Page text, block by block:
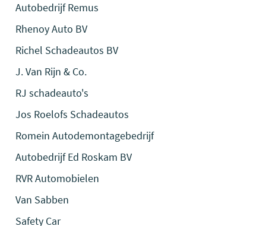
Autobedrijf Remus
Rhenoy Auto BV
Richel Schadeautos BV
J. Van Rijn & Co.
RJ schadeauto's
Jos Roelofs Schadeautos
Romein Autodemontagebedrijf
Autobedrijf Ed Roskam BV
RVR Automobielen
Van Sabben
Safety Car